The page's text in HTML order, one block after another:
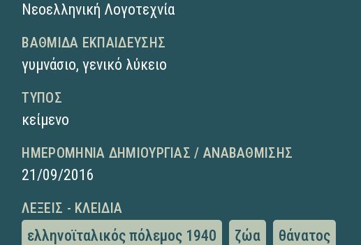
Νεοελληνική Λογοτεχνία
ΒΑΘΜΊΔΑ ΕΚΠΑΊΔΕΥΣΗΣ
γυμνάσιο,γενικό λύκειο
ΤΎΠΟΣ
κείμενο
ΗΜΕΡΟΜΗΝΊΑ ΔΗΜΙΟΥΡΓΊΑΣ / ΑΝΑΒΆΘΜΙΣΗΣ
21/09/2016
ΛΈΞΕΙΣ - ΚΛΕΙΔΙΆ
ελληνοϊταλικός πόλεμος 1940 ζώα θάνατος